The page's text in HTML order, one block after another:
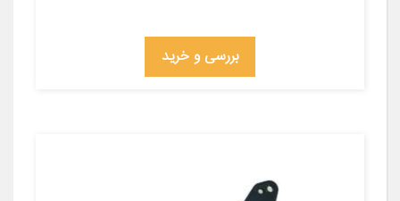
بررسی و خرید